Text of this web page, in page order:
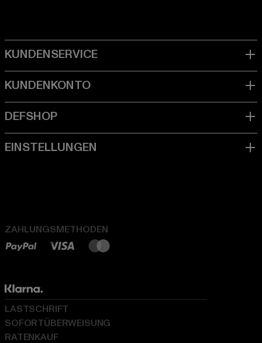
ZAHLUNGSMETHODEN
LASTSCHRIFT
SOFORTÜBERWEISUNG
RATENKAUF